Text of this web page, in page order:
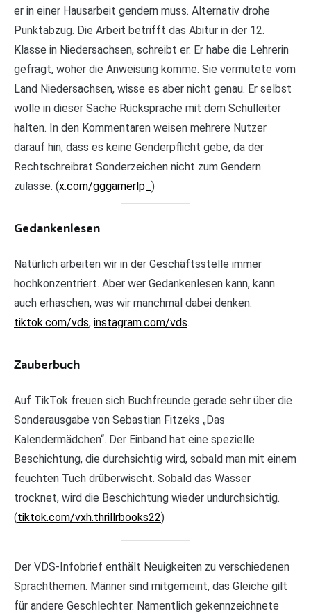
er in einer Hausarbeit gendern muss. Alternativ drohe
Punktabzug. Die Arbeit betrifft das Abitur in der 12.
Klasse in Niedersachsen, schreibt er. Er habe die Lehrerin
gefragt, woher die Anweisung komme. Sie vermutete vom
Land Niedersachsen, wisse es aber nicht genau. Er selbst
wolle in dieser Sache Rücksprache mit dem Schulleiter
halten. In den Kommentaren weisen mehrere Nutzer
darauf hin, dass es keine Genderpflicht gebe, da der
Rechtschreibrat Sonderzeichen nicht zum Gendern
zulasse. (x.com/gggamerlp_ )
Gedankenlesen
Natürlich arbeiten wir in der Geschäftsstelle immer
hochkonzentriert. Aber wer Gedankenlesen kann, kann
auch erhaschen, was wir manchmal dabei denken:
tiktok.com/vds, instagram.com/vds.
Zauberbuch
Auf TikTok freuen sich Buchfreunde gerade sehr über die
Sonderausgabe von Sebastian Fitzeks „Das
Kalendermädchen“. Der Einband hat eine spezielle
Beschichtung, die durchsichtig wird, sobald man mit einem
feuchten Tuch drüberwischt. Sobald das Wasser
trocknet, wird die Beschichtung wieder undurchsichtig.
(tiktok.com/vxh.thrillrbooks22)
Der VDS-Infobrief enthält Neuigkeiten zu verschiedenen
Sprachthemen. Männer sind mitgemeint, das Gleiche gilt
für andere Geschlechter. Namentlich gekennzeichnete